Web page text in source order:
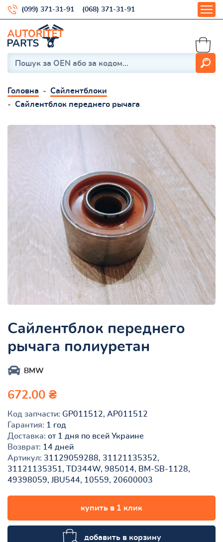
(099) 371-31-91 (068) 371-31-91
Головна
Сайлентблоки
Сайлентблок переднего рычага
Сайлентблок переднего
рычага полиуретан
BMW
672.00 ₴
Код запчасти: GP011512, AP011512
Гарантия: 1 год
Доставка: от 1 дня по всей Украине
Возврат: 14 дней
Артикул: 31129059288, 31121135352,
31121135351, TD344W, 985014, BM-SB-1128,
49398059, JBU544, 10559, 20600003
купить в 1 клик
добавить в корзину